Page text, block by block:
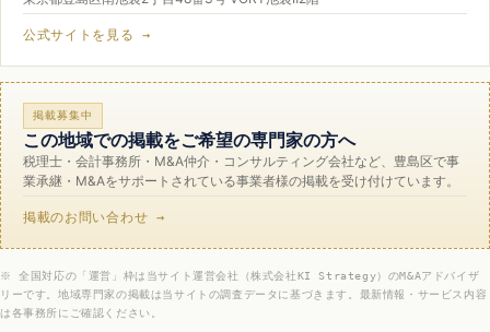
公式サイトを見る →
掲載募集中
この地域での掲載をご希望の専門家の方へ
税理士・会計事務所・M&A仲介・コンサルティング会社など、豊島区で事
業承継・M&Aをサポートされている事業者様の掲載を受け付けています。
掲載のお問い合わせ →
※ 全国対応の「運営」枠は当サイト運営会社（株式会社KI Strategy）のM&Aアドバイザ
リーです。地域専門家の掲載は当サイトの調査データに基づきます。最新情報・サービス内容
は各事務所にご確認ください。